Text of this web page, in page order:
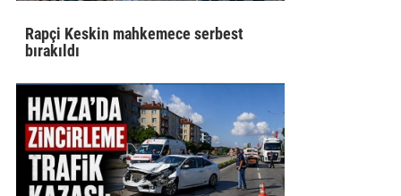
Rapçi Keskin mahkemece serbest
bırakıldı